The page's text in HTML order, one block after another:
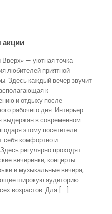
акции
Вверх» — уютная точка
любителей приятной
Здесь каждый вечер звучит
к
и отдыху после
рабочего дня. Интерьер
выдержан в современном
этому посетители
себя комфортно и
регулярно проходят
вечеринки, концерты
и музыкальные вечера,
широкую аудиторию
возрастов. Для […]